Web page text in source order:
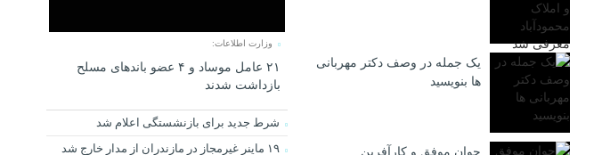
یک جمله در وصف دکتر مهربانی
ها بنویسید
جوان موفق و کارآفرین
وزارت اطلاعات:
۲۱ عامل موساد و ۴ عضو باند‌های مسلح
بازداشت شدند
شرط جدید برای بازنشستگی اعلام شد
۱۹ ماینر غیرمجاز در مازندران از مدار خارج شد